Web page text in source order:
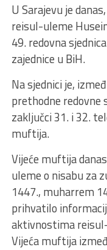
U Sarajevu je
reisul-uleme
49. redovna
zajednice u BiH.
Na sjednici je,
prethodne redovne
zaključci 31. i 32.
muftija.
Vijeće muftija
uleme o nisabu za
1447., muharrem
prihvatilo
aktivnostima
Vijeća muftija